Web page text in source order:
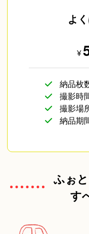
よ
¥
納品枚
撮影時
撮影場
納品期
ふぉ
す